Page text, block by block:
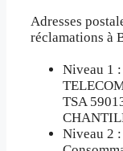
Adresses
réclamations à
Niveau 1
TSA
Niveau 2